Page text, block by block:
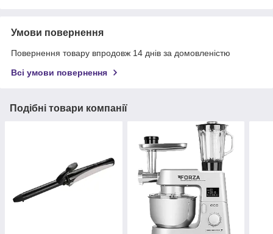
Умови повернення
Повернення товару впродовж 14 днів за домовленістю
Всі умови повернення
Подібні товари компанії